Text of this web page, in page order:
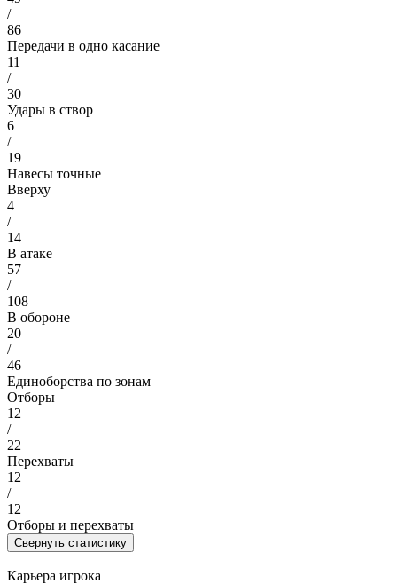
/
86
Передачи в одно касание
11
/
30
Удары в створ
6
/
19
Навесы точные
Вверху
4
/
14
В атаке
57
/
108
В обороне
20
/
46
Единоборства по зонам
Отборы
12
/
22
Перехваты
12
/
12
Отборы и перехваты
Свернуть статистику
Карьера игрока